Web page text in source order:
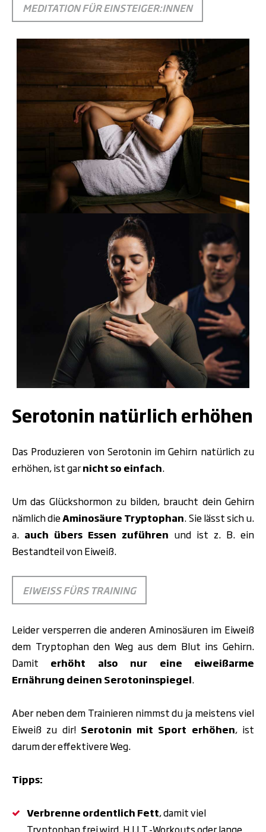
MEDITATION FÜR EINSTEIGER:INNEN
Serotonin natürlich erhöhen
Das Produzieren von Serotonin im Gehirn natürlich zu
erhöhen, ist garnicht so einfach.
Um das Glückshormon zu bilden, braucht dein Gehirn
nämlich dieAminosäure Tryptophan. Sie lässt sich u.
a. auch übers Essen zuführen und ist z. B. ein
Bestandteil von Eiweiß.
EIWEISS FÜRS TRAINING
Leider versperren die anderen Aminosäuren im Eiweiß
dem Tryptophan den Weg aus dem Blut ins Gehirn.
Damit erhöht also nur eine eiweißarme
Ernährung deinen Serotoninspiegel.
Aber neben dem Trainieren nimmst du ja meistens viel
Eiweiß zu dir! Serotonin mit Sport erhöhen, ist
darum der effektivere Weg.
Tipps:
Verbrenne ordentlich Fett, damit viel